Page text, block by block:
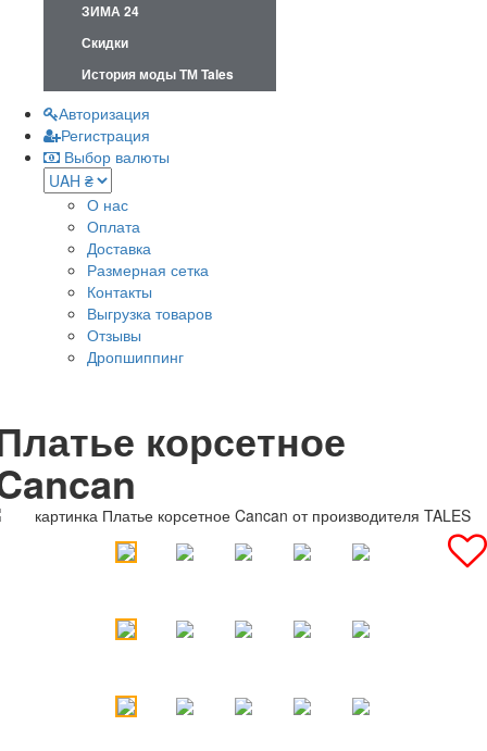
ЗИМА 24
Скидки
История моды ТМ Tales
Авторизация
Регистрация
Выбор валюты
О нас
Оплата
Доставка
Размерная сетка
Контакты
Выгрузка товаров
Отзывы
Дропшиппинг
корсетное